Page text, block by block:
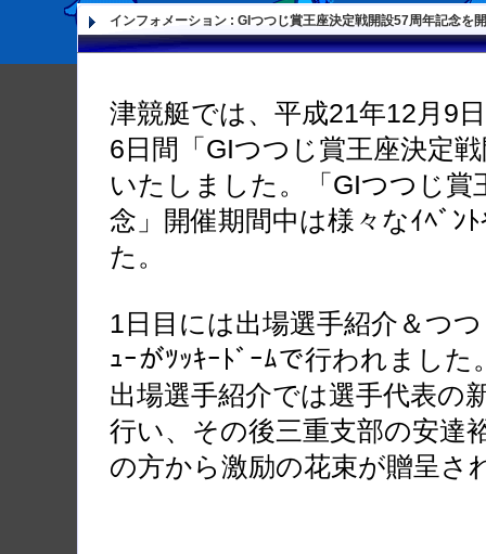
インフォメーション : GIつつじ賞王座決定戦開設57周年記念を
津競艇では、平成21年12月9
6日間「GIつつじ賞王座決定
いたしました。「GIつつじ賞
念」開催期間中は様々なｲﾍﾞﾝ
た。
1日目には出場選手紹介＆つ
ｭｰがﾂｯｷｰﾄﾞｰﾑで行われました
出場選手紹介では選手代表の
行い、その後三重支部の安達
の方から激励の花束が贈呈さ